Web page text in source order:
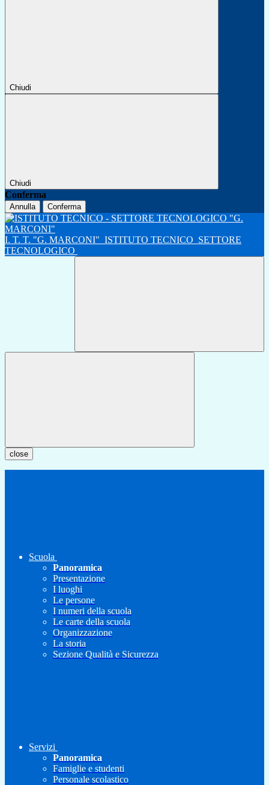
Chiudi
Chiudi
Conferma
Annulla Conferma
I. T. T. "G. MARCONI" ISTITUTO TECNICO SETTORE
TECNOLOGICO
close
Scuola
Panoramica
Presentazione
I luoghi
Le persone
I numeri della scuola
Le carte della scuola
Organizzazione
La storia
Sezione Qualità e Sicurezza
Servizi
Panoramica
Famiglie e studenti
Personale scolastico